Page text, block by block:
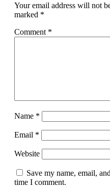
Your email address will not
marked *
Comment *
Name *
Email *
Website
Save my name, email,
time I comment.